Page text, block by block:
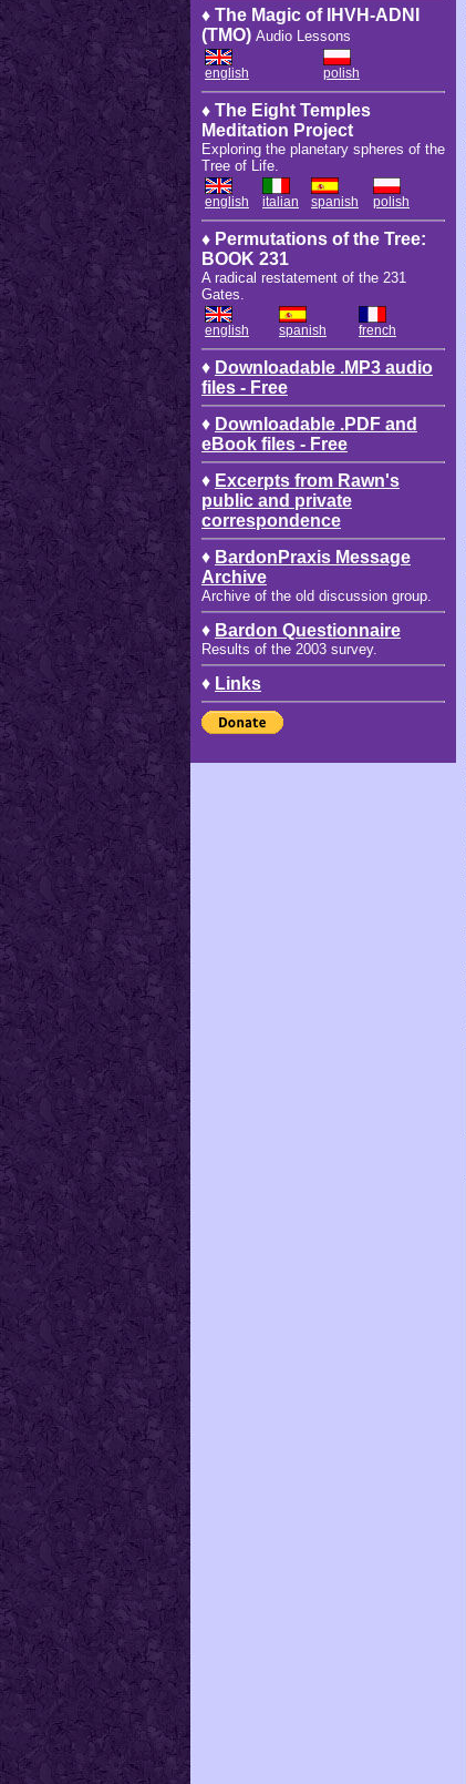
♦ The Magic of IHVH-ADNI
(TMO) Audio Lessons
english polish
♦ The Eight Temples
Meditation Project
Exploring the planetary spheres of the
Tree of Life.
english italian spanish polish
♦ Permutations of the Tree:
BOOK 231
A radical restatement of the 231
Gates.
english spanish french
♦ Downloadable .MP3 audio
files - Free
♦ Downloadable .PDF and
eBook files - Free
♦ Excerpts from Rawn's
public and private
correspondence
♦ BardonPraxis Message
Archive
Archive of the old discussion group.
♦ Bardon Questionnaire
Results of the 2003 survey.
♦ Links